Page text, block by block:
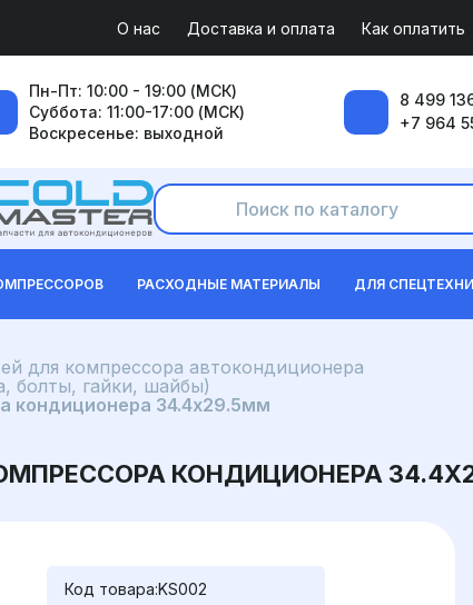
О нас Доставка и оплата Как оплатить
Пн-Пт: 10:00 - 19:00 (МСК)
Суббота: 11:00-17:00 (МСК)
Воскресенье: выходной
8 499
+7 964
РАСХОДНЫЕ МАТЕРИАЛЫ ДЛЯ
для компрессора автокондиционера
болты, гайки, шайбы)
кондиционера 34.4x29.5мм
КОНДИЦИОНЕРА
Код товара:KS002